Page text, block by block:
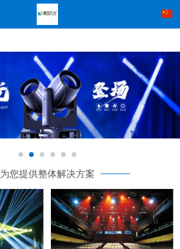
为您提供整体解决方案